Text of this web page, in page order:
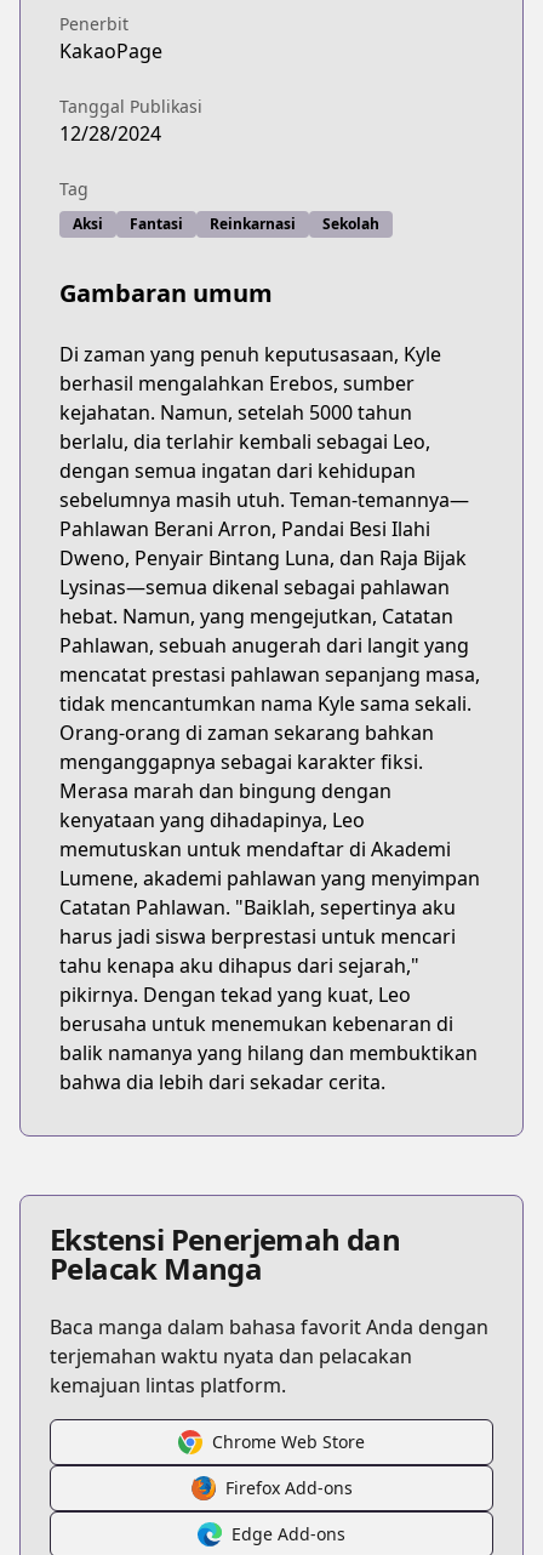
Penerbit
KakaoPage
Tanggal Publikasi
12/28/2024
Tag
Aksi Fantasi Reinkarnasi Sekolah
Gambaran umum
Di zaman yang penuh keputusasaan, Kyle
berhasil mengalahkan Erebos, sumber
kejahatan. Namun, setelah 5000 tahun
berlalu, dia terlahir kembali sebagai Leo,
dengan semua ingatan dari kehidupan
sebelumnya masih utuh. Teman-temannya—
Pahlawan Berani Arron, Pandai Besi Ilahi
Dweno, Penyair Bintang Luna, dan Raja Bijak
Lysinas—semua dikenal sebagai pahlawan
hebat. Namun, yang mengejutkan, Catatan
Pahlawan, sebuah anugerah dari langit yang
mencatat prestasi pahlawan sepanjang masa,
tidak mencantumkan nama Kyle sama sekali.
Orang-orang di zaman sekarang bahkan
menganggapnya sebagai karakter fiksi.
Merasa marah dan bingung dengan
kenyataan yang dihadapinya, Leo
memutuskan untuk mendaftar di Akademi
Lumene, akademi pahlawan yang menyimpan
Catatan Pahlawan. "Baiklah, sepertinya aku
harus jadi siswa berprestasi untuk mencari
tahu kenapa aku dihapus dari sejarah,"
pikirnya. Dengan tekad yang kuat, Leo
berusaha untuk menemukan kebenaran di
balik namanya yang hilang dan membuktikan
bahwa dia lebih dari sekadar cerita.
Ekstensi Penerjemah dan
Pelacak Manga
Baca manga dalam bahasa favorit Anda dengan
terjemahan waktu nyata dan pelacakan
kemajuan lintas platform.
Chrome Web Store
Firefox Add-ons
Edge Add-ons